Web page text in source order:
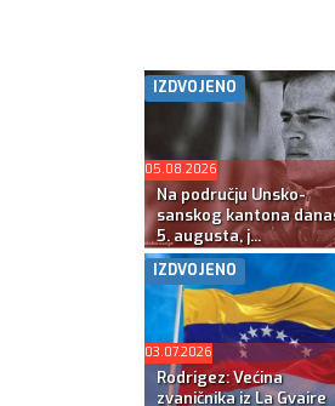
IZDVOJENO
05.08.2026
Na području Unsko-
sanskog kantona
5. augusta, j...
IZDVOJENO
03.07.2026
Rodrigez: Većina
zvaničnika iz La Gvaire